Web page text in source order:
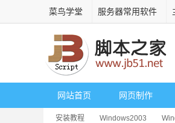
菜鸟学堂 服务器常用软件
网站首页 网页制作
安装教程 Windows2003